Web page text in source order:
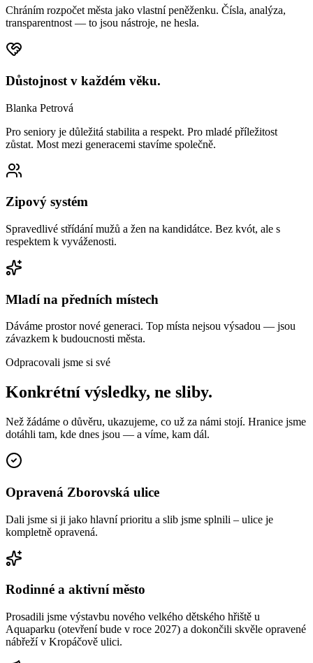
Chráním rozpočet města jako vlastní peněženku. Čísla, analýza,
transparentnost — to jsou nástroje, ne hesla.
Důstojnost v každém věku.
Blanka Petrová
Pro seniory je důležitá stabilita a respekt. Pro mladé příležitost
zůstat. Most mezi generacemi stavíme společně.
Zipový systém
Spravedlivé střídání mužů a žen na kandidátce. Bez kvót, ale s
respektem k vyváženosti.
Mladí na předních místech
Dáváme prostor nové generaci. Top místa nejsou výsadou — jsou
závazkem k budoucnosti města.
Odpracovali jsme si své
Konkrétní výsledky, ne sliby.
Než žádáme o důvěru, ukazujeme, co už za námi stojí. Hranice jsme
dotáhli tam, kde dnes jsou — a víme, kam dál.
Opravená Zborovská ulice
Dali jsme si ji jako hlavní prioritu a slib jsme splnili – ulice je
kompletně opravená.
Rodinné a aktivní město
Prosadili jsme výstavbu nového velkého dětského hřiště u
Aquaparku (otevření bude v roce 2027) a dokončili skvěle opravené
nábřeží v Kropáčově ulici.